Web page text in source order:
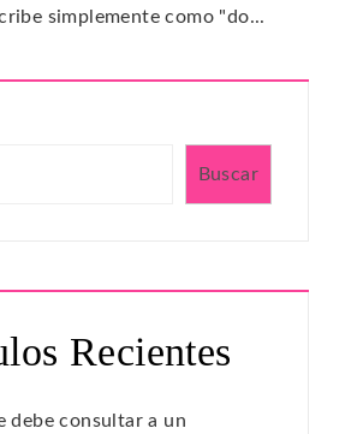
simplemente como "do...
Buscar
Recientes
debe consultar a un